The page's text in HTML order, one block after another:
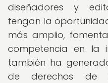
diseñadores y
tengan la
más amplio,
competencia en la
también ha
de derechos de